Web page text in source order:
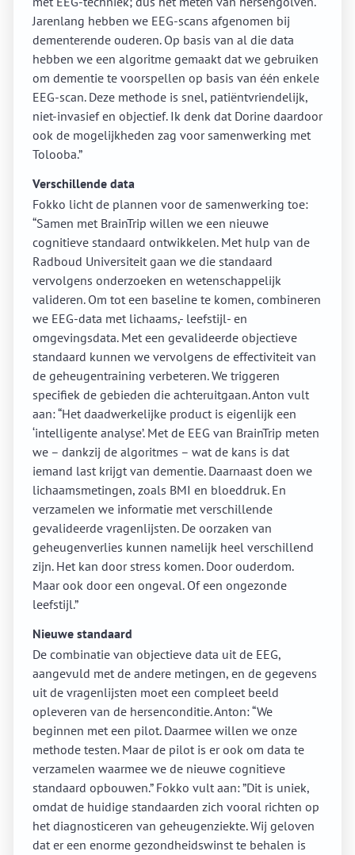
Jarenlang hebben we EEG-scans afgenomen bij
dementerende ouderen. Op basis van al die data
hebben we een algoritme gemaakt dat we gebruiken
om dementie te voorspellen op basis van één enkele
EEG-scan. Deze methode is snel, patiëntvriendelijk,
niet-invasief en objectief. Ik denk dat Dorine daardoor
ook de mogelijkheden zag voor samenwerking met
Tolooba.”
Verschillende data
Fokko licht de plannen voor de samenwerking toe:
“Samen met BrainTrip willen we een nieuwe
cognitieve standaard ontwikkelen. Met hulp van de
Radboud Universiteit gaan we die standaard
vervolgens onderzoeken en wetenschappelijk
valideren. Om tot een baseline te komen, combineren
we EEG-data met lichaams,- leefstijl- en
omgevingsdata. Met een gevalideerde objectieve
standaard kunnen we vervolgens de effectiviteit van
de geheugentraining verbeteren. We triggeren
specifiek de gebieden die achteruitgaan. Anton vult
aan: “Het daadwerkelijke product is eigenlijk een
‘intelligente analyse’. Met de EEG van BrainTrip meten
we – dankzij de algoritmes – wat de kans is dat
iemand last krijgt van dementie. Daarnaast doen we
lichaamsmetingen, zoals BMI en bloeddruk. En
verzamelen we informatie met verschillende
gevalideerde vragenlijsten. De oorzaken van
geheugenverlies kunnen namelijk heel verschillend
zijn. Het kan door stress komen. Door ouderdom.
Maar ook door een ongeval. Of een ongezonde
leefstijl.”
Nieuwe standaard
De combinatie van objectieve data uit de EEG,
aangevuld met de andere metingen, en de gegevens
uit de vragenlijsten moet een compleet beeld
opleveren van de hersenconditie. Anton: “We
beginnen met een pilot. Daarmee willen we onze
methode testen. Maar de pilot is er ook om data te
verzamelen waarmee we de nieuwe cognitieve
standaard opbouwen.” Fokko vult aan: ”Dit is uniek,
omdat de huidige standaarden zich vooral richten op
het diagnosticeren van geheugenziekte. Wij geloven
dat er een enorme gezondheidswinst te behalen is